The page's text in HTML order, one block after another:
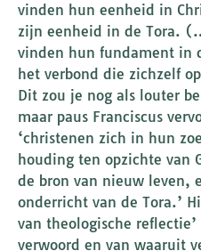
vinden hun eenheid in
zijn eenheid in de Tora.
vinden hun fundament in
het verbond die zichzelf
Dit zou je nog als louter
maar paus Franciscus
‘christenen zich in hun
houding ten opzichte van
de bron van nieuw leven,
onderricht van de Tora.’
van theologische
verwoord en van waaruit